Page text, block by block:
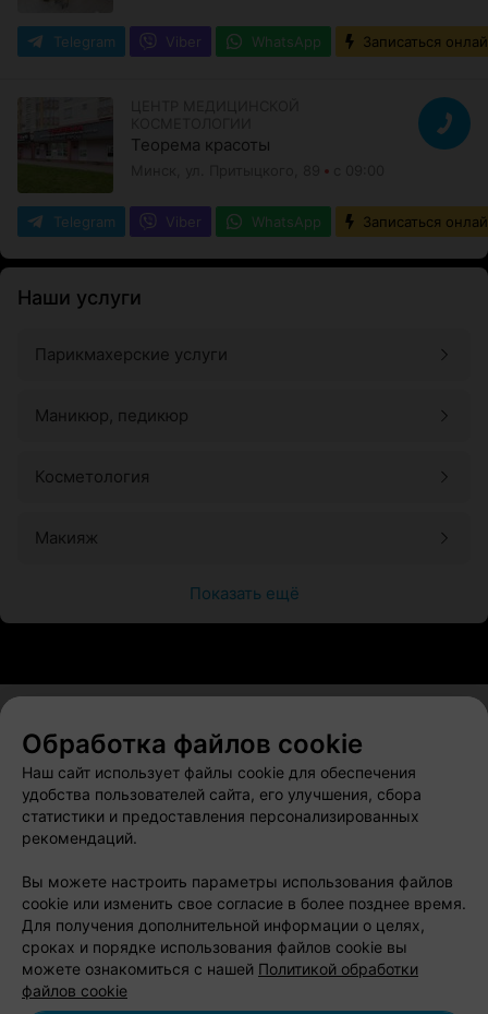
Telegram Viber WhatsApp Записаться
Теорема красоты
Telegram Viber WhatsApp Записаться
Наши услуги
Парикмахерские услуги
Маникюр, педикюр
Косметология
Макияж
Показать ещё
О проекте Новости проекта
Вакансии
Публичный договор
Способы оплаты
Публичный договор по использованию сервиса
Написать в поддержку
Связаться по вопросам сотрудничества
Написать руководителю relax.by
Обработка файлов cookie
Наш сайт использует файлы cookie для обеспечения
удобства пользователей сайта, его улучшения, сбора
статистики и предоставления персонализированных
рекомендаций.
Вы можете настроить параметры использования файлов
cookie или изменить свое согласие в более позднее время.
Для получения дополнительной информации о целях,
сроках и порядке использования файлов cookie вы
можете ознакомиться с нашей Политикой обработки
файлов cookie